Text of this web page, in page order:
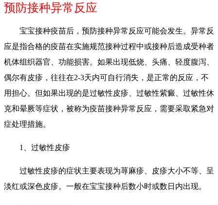
预防接种异常反应
宝宝接种疫苗后，预防接种异常反应可能会发生。异常反
应是指合格的疫苗在实施规范接种过程中或接种后造成受种者
机体组织器官、功能损害。如果出现低烧、头痛、轻度腹泻、
偶尔有皮疹，往往在2-3天内可自行消失，是正常的反应，不
用担心。但如果出现的是过敏性皮疹、过敏性紫癜、过敏性休
克和晕厥等症状，被称为疫苗接种异常反应，需要采取紧急对
症处理措施。
1、过敏性皮疹
过敏性皮疹的症状主要表现为荨麻疹、皮疹大小不等、呈
淡红或深色皮疹。一般在宝宝接种后数小时或数日内出现。